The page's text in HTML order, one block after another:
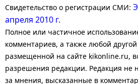
Свидетельство о регистрации СМИ:
апреля 2010 г.
Полное или частичное
комментариев, а также любой
размещенной на сайте kikonline.ru,
разрешения редакции. Редакция не
за мнения, высказанные в